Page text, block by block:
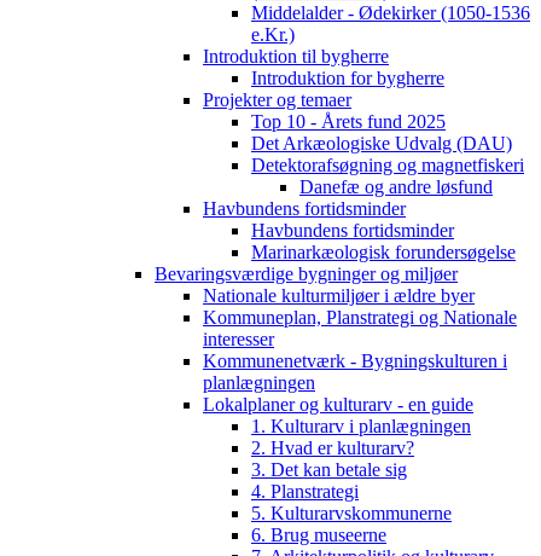
Middelalder - Ødekirker (1050-1536
e.Kr.)
Introduktion til bygherre
Introduktion for bygherre
Projekter og temaer
Top 10 - Årets fund 2025
Det Arkæologiske Udvalg (DAU)
Detektorafsøgning og magnetfiskeri
Danefæ og andre løsfund
Havbundens fortidsminder
Havbundens fortidsminder
Marinarkæologisk forundersøgelse
Bevaringsværdige bygninger og miljøer
Nationale kulturmiljøer i ældre byer
Kommuneplan, Planstrategi og Nationale
interesser
Kommunenetværk - Bygningskulturen i
planlægningen
Lokalplaner og kulturarv - en guide
1. Kulturarv i planlægningen
2. Hvad er kulturarv?
3. Det kan betale sig
4. Planstrategi
5. Kulturarvskommunerne
6. Brug museerne